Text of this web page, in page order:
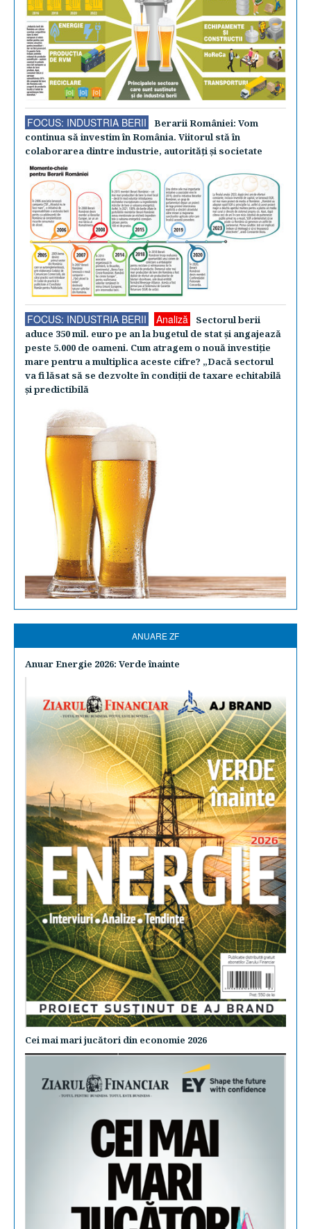
FOCUS: INDUSTRIA BERII
Berarii României: Vom
continua să investim în România. Viitorul stă în
colaborarea dintre industrie, autorităţi şi societate
FOCUS: INDUSTRIA BERII Analiză
Sectorul berii
aduce 350 mil. euro pe an la bugetul de stat şi angajează
peste 5.000 de oameni. Cum atragem o nouă investiţie
mare pentru a multiplica aceste cifre? „Dacă sectorul
va fi lăsat să se dezvolte în condiţii de taxare echitabilă
şi predictibilă
ANUARE ZF
Anuar Energie 2026: Verde înainte
Cei mai mari jucători din economie 2026